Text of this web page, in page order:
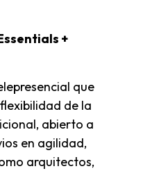
+
que
de la
abierto a
en agilidad,
arquitectos,